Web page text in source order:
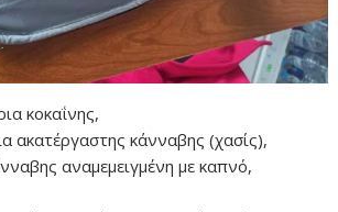
κοκαΐνης,
ακατέργαστης κάνναβης (χασίς),
αναμεμειγμένη με καπνό,